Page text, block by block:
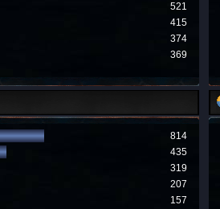
521
415
374
369
814
435
319
207
157